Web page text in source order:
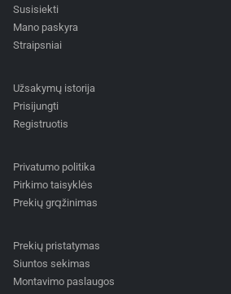
Susisiekti
Mano paskyra
Straipsniai
Užsakymų istorija
Prisijungti
Registruotis
Privatumo politika
Pirkimo taisyklės
Prekių grąžinimas
Prekių pristatymas
Siuntos sekimas
Montavimo paslaugos